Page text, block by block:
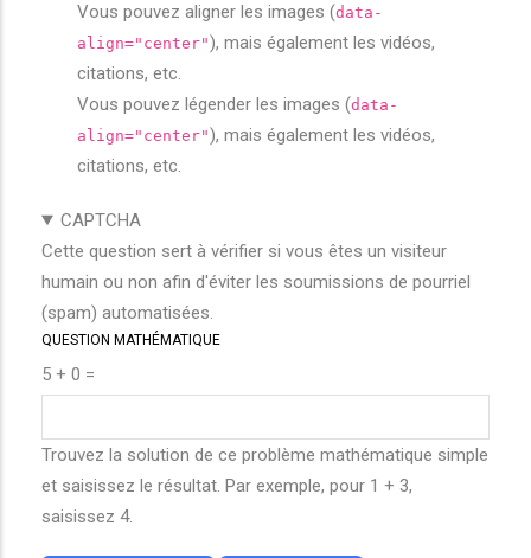
Vous pouvez aligner les images (data-
align="center"), mais également les vidéos,
citations, etc.
Vous pouvez légender les images (data-
align="center"), mais également les vidéos,
citations, etc.
CAPTCHA
Cette question sert à vérifier si vous êtes un visiteur
humain ou non afin d'éviter les soumissions de pourriel
(spam) automatisées.
QUESTION MATHÉMATIQUE
5 + 0 =
Trouvez la solution de ce problème mathématique simple
et saisissez le résultat. Par exemple, pour 1 + 3,
saisissez 4.